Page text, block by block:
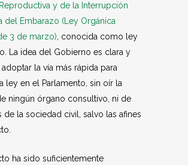
y de la Interrupción
del Embarazo (Ley Orgánica
3 de marzo) , conocida como ley
La idea del Gobierno es clara y
adoptar la vía más rápida para
ley en el Parlamento, sin oír la
ningún órgano consultivo, ni de
de la sociedad civil, salvo las afines
ha sido suficientemente